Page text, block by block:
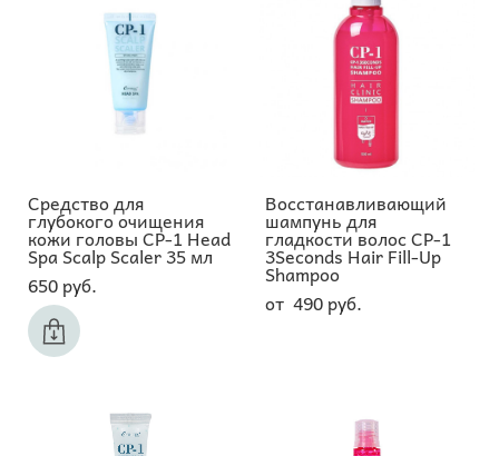
Средство для
глубокого очищения
кожи головы CP-1 Head
Spa Scalp Scaler 35 мл
650 pуб.
Восстанавливающий
шампунь для
гладкости волос CP-1
3Seconds Hair Fill-Up
Shampoo
от 490 pуб.